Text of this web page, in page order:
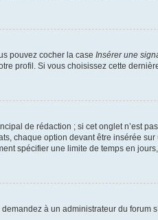
pouvez cocher la case Insérer une
profil. Si vous choisissez cette
de rédaction ; si cet onglet n’est
chaque option devant être insérée
spécifier une limite de temps en
à un administrateur du forum